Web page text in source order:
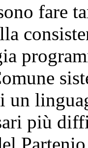
fare
un
più